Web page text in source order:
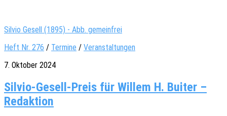
Silvio Gesell (1895) - Abb. gemeinfrei
Heft Nr. 276 / Termine / Veranstaltungen
7. Oktober 2024
Silvio-Gesell-Preis für Willem H. Buiter –
Redaktion